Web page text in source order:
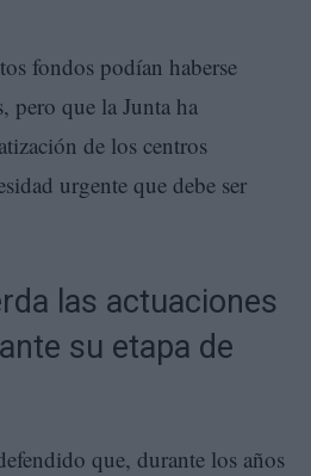
fondos podían haberse
pero que la Junta ha
de los centros
urgente que debe ser
las actuaciones
su etapa de
que, durante los años